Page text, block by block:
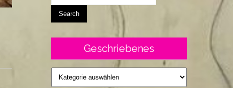
Geschriebenes
Geschriebenes